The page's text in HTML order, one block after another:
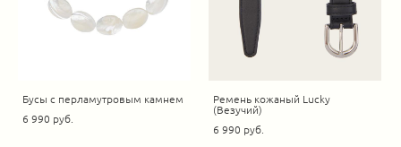
Бусы с перламутровым камнем
6 990 pуб.
Ремень кожаный Lucky
(Везучий)
6 990 pуб.